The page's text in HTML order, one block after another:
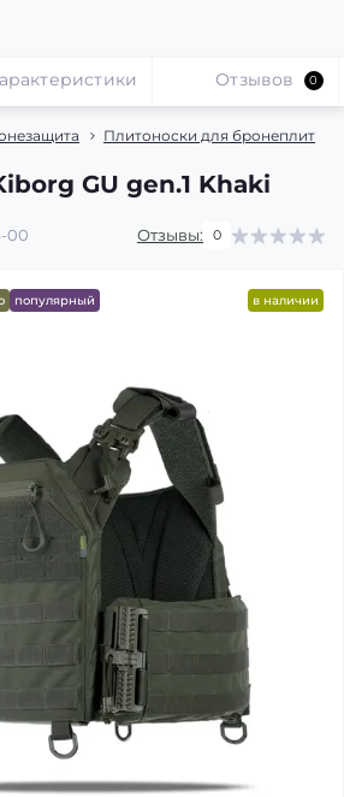
Плитоноски для бронеплит
GU gen.1 Khaki
00 Отзывы: 0
Отзывов 0
популярный в наличии